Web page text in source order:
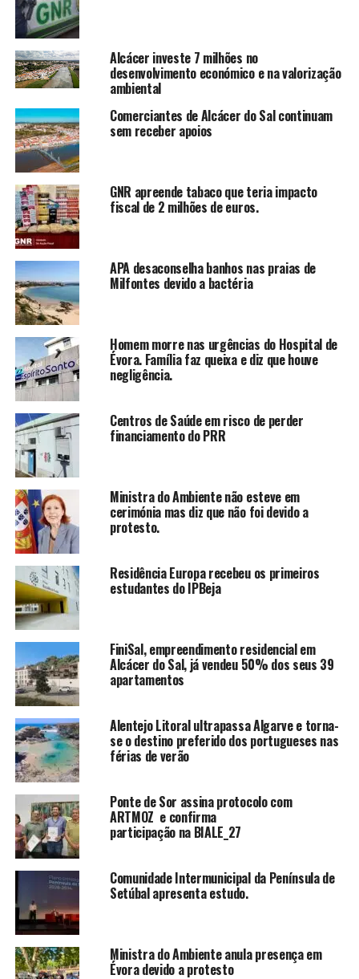
Alcácer investe 7 milhões no
desenvolvimento económico e na valorização
ambiental
Comerciantes de Alcácer do Sal continuam
sem receber apoios
GNR apreende tabaco que teria impacto
fiscal de 2 milhões de euros.
APA desaconselha banhos nas praias de
Milfontes devido a bactéria
Homem morre nas urgências do Hospital de
Évora. Família faz queixa e diz que houve
negligência.
Centros de Saúde em risco de perder
financiamento do PRR
Ministra do Ambiente não esteve em
cerimónia mas diz que não foi devido a
protesto.
Residência Europa recebeu os primeiros
estudantes do IPBeja
FiniSal, empreendimento residencial em
Alcácer do Sal, já vendeu 50% dos seus 39
apartamentos
Alentejo Litoral ultrapassa Algarve e torna-
se o destino preferido dos portugueses nas
férias de verão
Ponte de Sor assina protocolo com
ARTMOZ e confirma
participação na BIALE_27
Comunidade Intermunicipal da Península de
Setúbal apresenta estudo.
Ministra do Ambiente anula presença em
Évora devido a protesto